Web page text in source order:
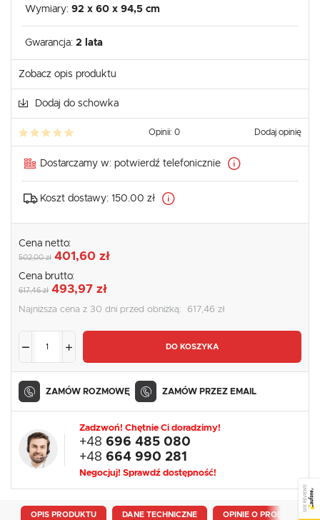
Wymiary: 92 x 60 x 94,5 cm
Gwarancja: 2 lata
Zobacz opis produktu
Dodaj do schowka
Opinii: 0 Dodaj opinię
Dostarczamy w: potwierdź telefonicznie
Koszt dostawy: 150.00 zł
Cena netto:
502,00 zł 401,60 zł
Cena brutto:
617,46 zł 493,97 zł
Najniższa cena z 30 dni przed obniżką: 617,46 zł
DO KOSZYKA
ZAMÓW ROZMOWĘ ZAMÓW PRZEZ EMAIL
Zadzwoń! Chętnie Ci doradzimy!
+48 696 485 080
+48 664 990 281
Negocjuj! Sprawdź dostępność!
OPIS PRODUKTU DANE TECHNICZNE OPINIE O PRODUKCIE
SEE REVIEWS